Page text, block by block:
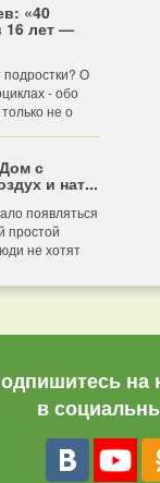
«40
16 лет —
О
- обо
не о
с
и нат...
появляться
простой
не хотят
на
в